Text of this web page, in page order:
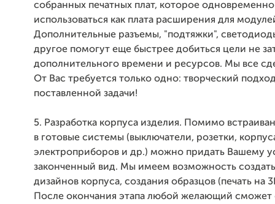
собранных печатных плат, которое
использоваться как плата расширения для
Дополнительные разъемы, "подтяжки",
другое помогут еще быстрее добиться цели не
дополнительного времени и ресурсов. Мы все
От Вас требуется только одно: творческий
поставленной задачи!
5. Разработка корпуса изделия. Помимо
в готовые системы (выключатели, розетки,
электроприборов и др.) можно придать Вашему
законченный вид. Мы имеем возможность
дизайнов корпуса, создания образцов (печать на
После окончания этапа любой желающий сможет